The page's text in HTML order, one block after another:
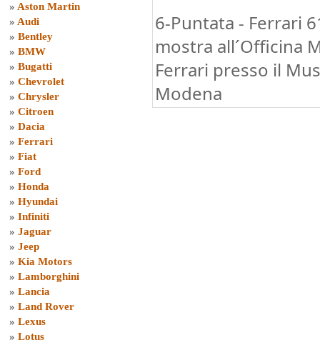
» Aston Martin
» Audi
» Bentley
» BMW
» Bugatti
» Chevrolet
» Chrysler
» Citroen
» Dacia
» Ferrari
» Fiat
» Ford
» Honda
» Hyundai
» Infiniti
» Jaguar
» Jeep
» Kia Motors
» Lamborghini
» Lancia
» Land Rover
» Lexus
» Lotus
6-Puntata - Ferrari
mostra all´Officina
Ferrari presso il
Modena